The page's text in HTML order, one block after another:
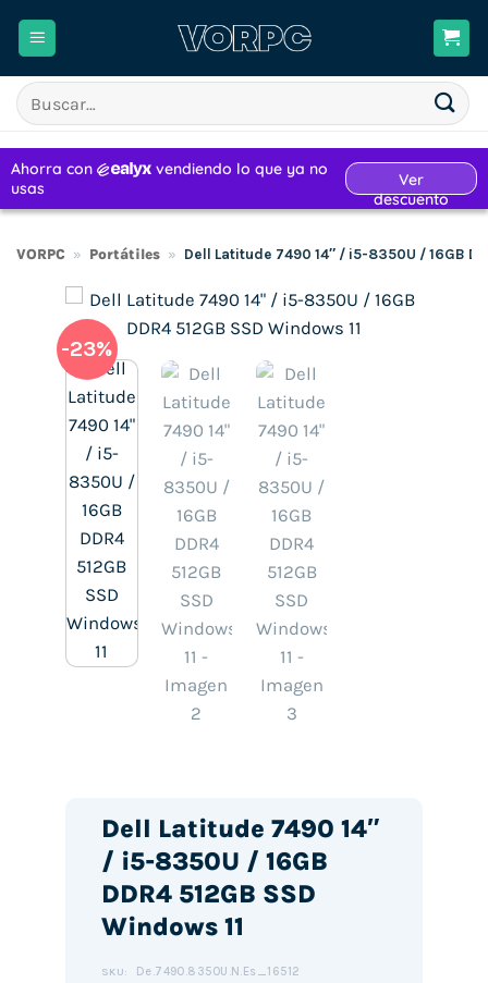
Buscar
por:
VORPC » Portátiles » Dell Latitude 7490 14″ / i5-8350U / 16GB
-23%
Dell Latitude 7490 14″
/ i5-8350U / 16GB
DDR4 512GB SSD
Windows 11
SKU: De.7490.8350U.N.Es_16512